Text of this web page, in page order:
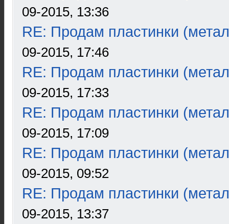
09-2015, 13:36
RE: Продам пластинки
09-2015, 17:46
RE: Продам пластинки
09-2015, 17:33
RE: Продам пластинки
09-2015, 17:09
RE: Продам пластинки
09-2015, 09:52
RE: Продам пластинки
09-2015, 13:37